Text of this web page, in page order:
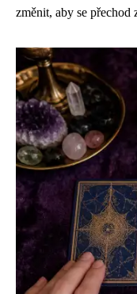
změnit, aby se přechod